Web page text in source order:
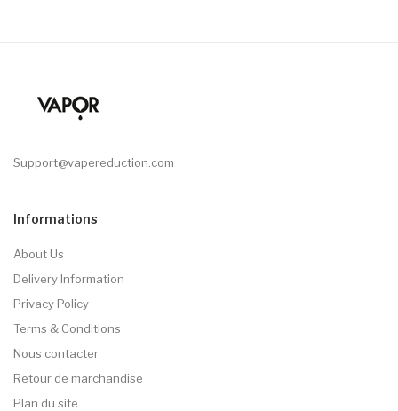
Support@vapereduction.com
Informations
About Us
Delivery Information
Privacy Policy
Terms & Conditions
Nous contacter
Retour de marchandise
Plan du site